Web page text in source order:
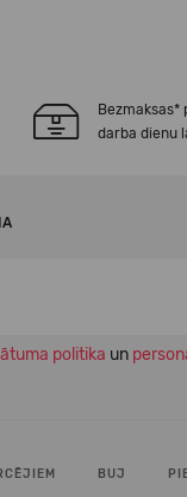
Bezmaksas*
darba dienu
politika un
BUJ